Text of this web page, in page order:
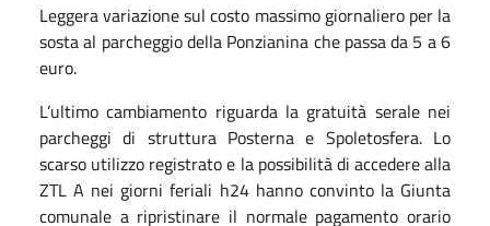
Leggera variazione sul costo massimo giornaliero per la
sosta al parcheggio della Ponzianina che passa da 5 a 6
euro.
L’ultimo cambiamento riguarda la gratuità serale nei
parcheggi di struttura Posterna e Spoletosfera. Lo
scarso utilizzo registrato e la possibilità di accedere alla
ZTL A nei giorni feriali h24 hanno convinto la Giunta
comunale a ripristinare il normale pagamento orario